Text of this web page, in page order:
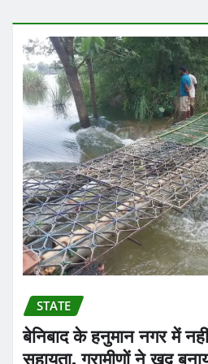
STATE
बेनिबाद के हनुमान नगर में
सहायता, ग्रामीणों ने खुद